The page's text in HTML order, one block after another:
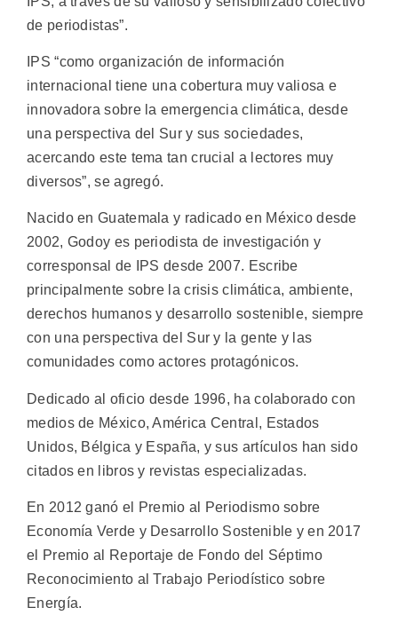
de periodistas”.
IPS “como organización de información
internacional tiene una cobertura muy valiosa e
innovadora sobre la emergencia climática, desde
una perspectiva del Sur y sus sociedades,
acercando este tema tan crucial a lectores muy
diversos”, se agregó.
Nacido en Guatemala y radicado en México desde
2002, Godoy es periodista de investigación y
corresponsal de IPS desde 2007. Escribe
principalmente sobre la crisis climática, ambiente,
derechos humanos y desarrollo sostenible, siempre
con una perspectiva del Sur y la gente y las
comunidades como actores protagónicos.
Dedicado al oficio desde 1996, ha colaborado con
medios de México, América Central, Estados
Unidos, Bélgica y España, y sus artículos han sido
citados en libros y revistas especializadas.
En 2012 ganó el Premio al Periodismo sobre
Economía Verde y Desarrollo Sostenible y en 2017
el Premio al Reportaje de Fondo del Séptimo
Reconocimiento al Trabajo Periodístico sobre
Energía.